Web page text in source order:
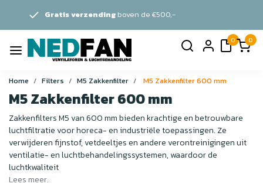
boven de €500,-
0 0
Home Filters M5 Zakkenfilter M5 Zakkenfilter 600 mm
M5 Zakkenfilter 600 mm
Zakkenfilters M5 van 600 mm bieden krachtige en betrouwbare
luchtfiltratie voor horeca- en industriële toepassingen. Ze
verwijderen fijnstof, vetdeeltjes en andere verontreinigingen uit
ventilatie- en luchtbehandelingssystemen, waardoor de
luchtkwaliteit
Lees meer.